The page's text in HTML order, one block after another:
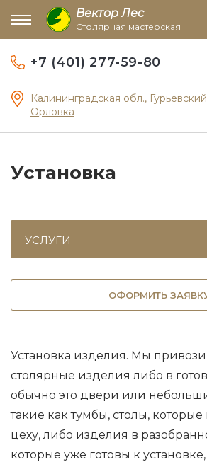
+7 (401) 277-59-80
Калининградская обл.,
Орловка
Вектор Лес
Столярная мастерская
Установка
УСЛУГИ
ОФОРМИТЬ
Установка изделия. Мы
столярные изделия либо в
обычно это двери или
такие как тумбы, столы,
цеху, либо изделия в
которые уже готовы к